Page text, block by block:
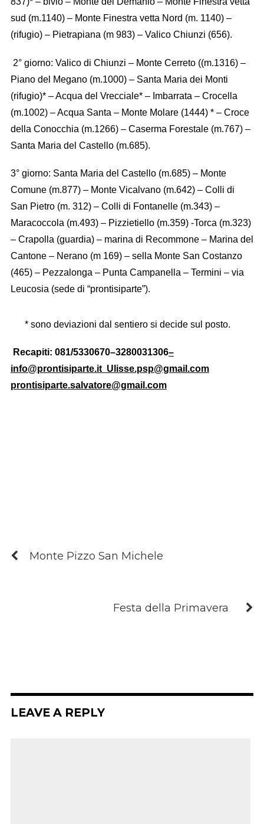
sud (m.1140) – Monte Finestra vetta Nord (m. 1140) –
(rifugio) – Pietrapiana (m 983) – Valico Chiunzi (656).
2° giorno: Valico di Chiunzi – Monte Cerreto ((m.1316) –
Piano del Megano (m.1000) – Santa Maria dei Monti
(rifugio)* – Acqua del Vrecciale* – Imbarrata – Crocella
(m.1002) – Acqua Santa – Monte Molare (1444) * – Croce
della Conocchia (m.1266) – Caserma Forestale (m.767) –
Santa Maria del Castello (m.685).
3° giorno: Santa Maria del Castello (m.685) – Monte
Comune (m.877) – Monte Vicalvano (m.642) – Colli di
San Pietro (m. 312) – Colli di Fontanelle (m.343) –
Maracoccola (m.493) – Pizzietiello (m.359) -Torca (m.323)
– Crapolla (guardia) – marina di Recommone – Marina del
Cantone – Nerano (m 169) – sella Monte San Costanzo
(465) – Pezzalonga – Punta Campanella – Termini – via
Leucosia (sede di “prontisiparte”).
* sono deviazioni dal sentiero si decide sul posto.
Recapiti: 081/5330670–3280031306–
info@prontisiparte.it Ulisse.psp@gmail.com
prontisiparte.salvatore@gmail.com
Monte Pizzo San Michele
Festa della Primavera
LEAVE A REPLY